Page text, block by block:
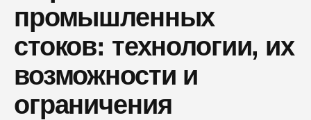
промышленных
стоков: технологии, их
возможности и
ограничения